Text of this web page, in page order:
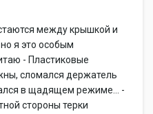
между крышкой и
я это особым
- Пластиковые
сломался держатель
в щадящем режиме... -
стороны терки